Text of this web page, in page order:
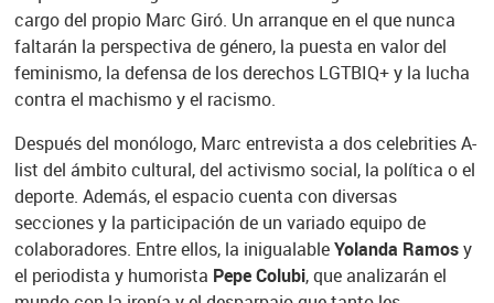
cargo del propio Marc Giró. Un arranque en el que nunca
faltarán la perspectiva de género, la puesta en valor del
feminismo, la defensa de los derechos LGTBIQ+ y la lucha
contra el machismo y el racismo.
Después del monólogo, Marc entrevista a dos celebrities A-
list del ámbito cultural, del activismo social, la política o el
deporte. Además, el espacio cuenta con diversas
secciones y la participación de un variado equipo de
colaboradores. Entre ellos, la inigualableYolanda Ramosy
el periodista y humorista Pepe Colubi, que analizarán el